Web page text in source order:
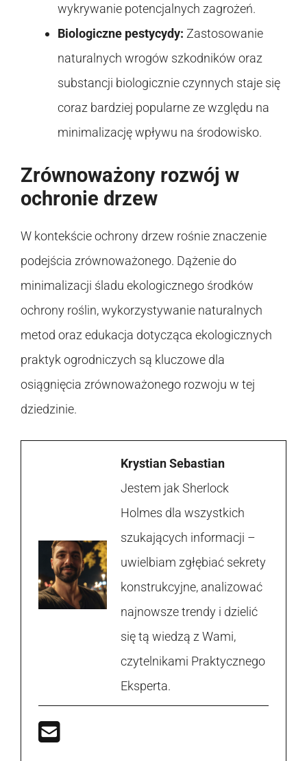
wykrywanie potencjalnych zagrożeń.
Biologiczne pestycydy: Zastosowanie
naturalnych wrogów szkodników oraz
substancji biologicznie czynnych staje się
coraz bardziej popularne ze względu na
minimalizację wpływu na środowisko.
Zrównoważony rozwój w
ochronie drzew
W kontekście ochrony drzew rośnie znaczenie
podejścia zrównoważonego. Dążenie do
minimalizacji śladu ekologicznego środków
ochrony roślin, wykorzystywanie naturalnych
metod oraz edukacja dotycząca ekologicznych
praktyk ogrodniczych są kluczowe dla
osiągnięcia zrównoważonego rozwoju w tej
dziedzinie.
Krystian Sebastian
Jestem jak Sherlock
Holmes dla wszystkich
szukających informacji –
uwielbiam zgłębiać sekrety
konstrukcyjne, analizować
najnowsze trendy i dzielić
się tą wiedzą z Wami,
czytelnikami Praktycznego
Eksperta.